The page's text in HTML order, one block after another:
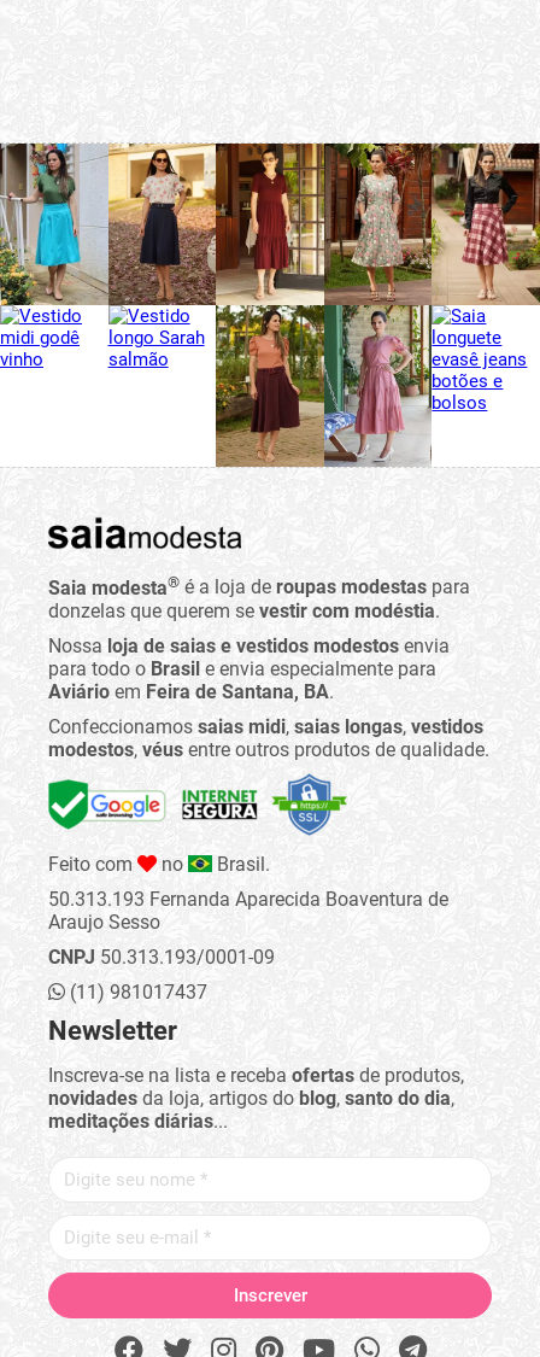
Saia modesta® é a loja de roupas modestas para
donzelas que querem se vestir com modéstia.
Nossa loja de saias e vestidos modestos envia
para todo o Brasil e envia especialmente para
Aviário em Feira de Santana, BA.
Confeccionamos saias midi, saias longas, vestidos
modestos, véus entre outros produtos de qualidade.
Feito com no
Brasil.
50.313.193 Fernanda Aparecida Boaventura de
Araujo Sesso
CNPJ 50.313.193/0001-09
(11) 981017437
Newsletter
Inscreva-se na lista e receba ofertas de produtos,
novidades da loja, artigos do blog, santo do dia,
meditações diárias...